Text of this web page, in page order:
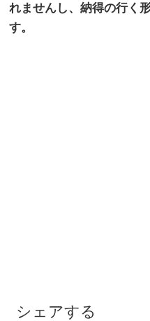
れませんし、納得の行く
す。
シェアする